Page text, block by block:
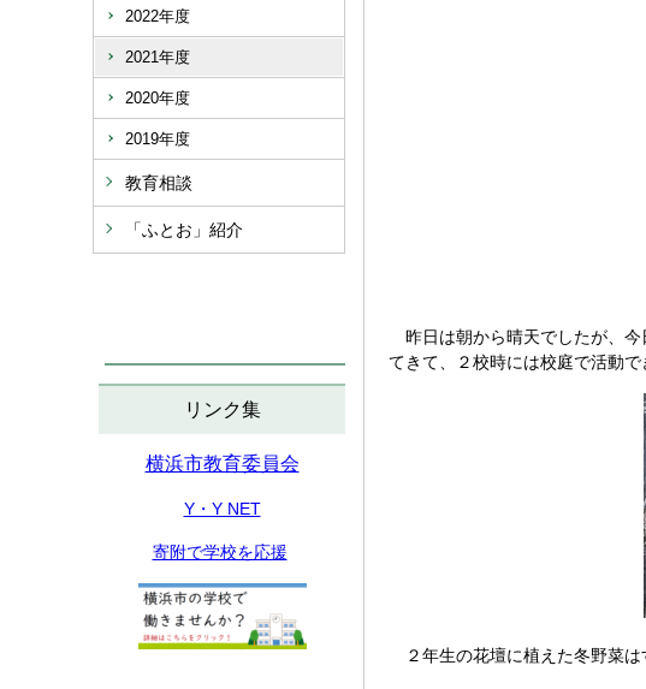
2022年度
2021年度
2020年度
2019年度
教育相談
「ふとお」紹介
リンク集
横浜市教育委員会
Y・Y NET
寄附で学校を応援
昨日は朝から晴天でしたが、今
てきて、２校時には校庭で活動で
２年生の花壇に植えた冬野菜は